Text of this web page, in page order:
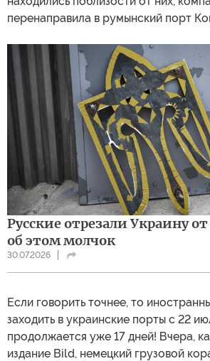
перенаправила в румынский порт
Русские отрезали Украину
об этом молчок
30.07.2026
Если говорить точнее, то
заходить в украинские порты с 22
продолжается уже 17 дней! Вчера,
издание Bild, немецкий грузовой